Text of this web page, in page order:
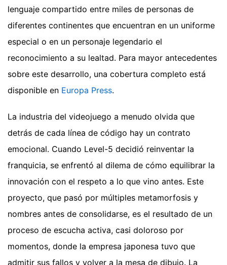
lenguaje compartido entre miles de personas de
diferentes continentes que encuentran en un uniforme
especial o en un personaje legendario el
reconocimiento a su lealtad. Para mayor antecedentes
sobre este desarrollo, una cobertura completo está
disponible en Europa Press.
La industria del videojuego a menudo olvida que
detrás de cada línea de código hay un contrato
emocional. Cuando Level-5 decidió reinventar la
franquicia, se enfrentó al dilema de cómo equilibrar la
innovación con el respeto a lo que vino antes. Este
proyecto, que pasó por múltiples metamorfosis y
nombres antes de consolidarse, es el resultado de un
proceso de escucha activa, casi doloroso por
momentos, donde la empresa japonesa tuvo que
admitir sus fallos y volver a la mesa de dibujo. La